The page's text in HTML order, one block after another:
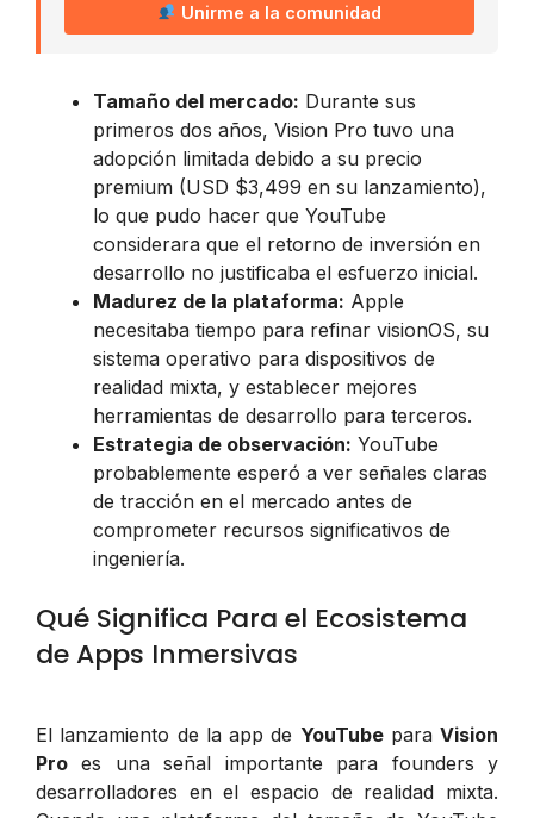
Unirme a la comunidad
Tamaño del mercado: Durante sus
primeros dos años, Vision Pro tuvo una
adopción limitada debido a su precio
premium (USD $3,499 en su lanzamiento),
lo que pudo hacer que YouTube
considerara que el retorno de inversión en
desarrollo no justificaba el esfuerzo inicial.
Madurez de la plataforma: Apple
necesitaba tiempo para refinar visionOS, su
sistema operativo para dispositivos de
realidad mixta, y establecer mejores
herramientas de desarrollo para terceros.
Estrategia de observación: YouTube
probablemente esperó a ver señales claras
de tracción en el mercado antes de
comprometer recursos significativos de
ingeniería.
Qué Significa Para el Ecosistema
de Apps Inmersivas
El lanzamiento de la app de YouTubepara Vision
Pro es una señal importante para founders y
desarrolladores en el espacio de realidad mixta.